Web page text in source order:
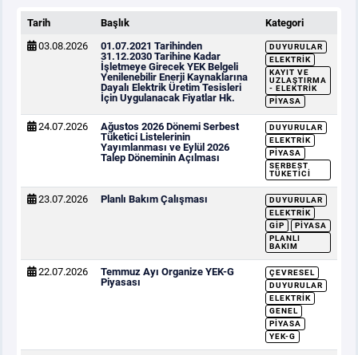
BÜLTENLER
DUYURULAR
BT HİZMET YÖNETİM SİSTEMİ POLİTİKAMIZ
Tarih Başlık
Kategori
03.08.2026
01.07.2021 Tarihinden
31.12.2030 Tarihine Kadar
İşletmeye Girecek YEK Belgeli
Yenilenebilir Enerji Kaynaklarına
Dayalı Elektrik Üretim Tesisleri
İçin Uygulanacak Fiyatlar Hk.
DUYURULAR
ELEKTRIK
KAYIT VE
UZLAŞTIRMA
- ELEKTRIK
PIYASA
24.07.2026
Ağustos 2026 Dönemi Serbest
Tüketici Listelerinin
Yayımlanması ve Eylül 2026
Talep Döneminin Açılması
DUYURULAR
ELEKTRIK
PIYASA
SERBEST
TÜKETICI
23.07.2026 Planlı Bakım Çalışması
DUYURULAR
ELEKTRIK
GİP
PIYASA
PLANLI
BAKIM
22.07.2026
Temmuz Ayı Organize YEK-G
Piyasası
ÇEVRESEL
DUYURULAR
ELEKTRIK
GENEL
PIYASA
YEK-G